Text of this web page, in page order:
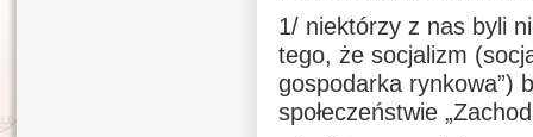
1/ niektórzy z nas byli
tego, że socjalizm
gospodarka rynkowa”)
społeczeństwie